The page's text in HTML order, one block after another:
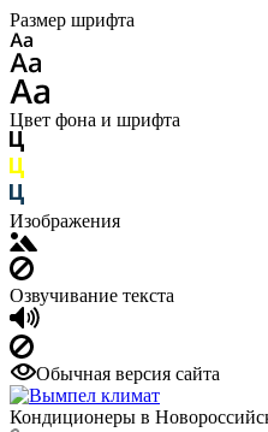
Размер шрифта
Цвет фона и шрифта
Изображения
Озвучивание текста
Обычная версия сайта
Кондиционеры в